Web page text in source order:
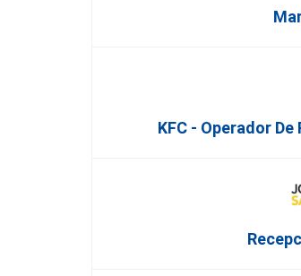
KFC - Operador